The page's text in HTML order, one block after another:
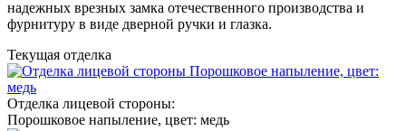
надежных врезных замка отечественного производства и
фурнитуру в виде дверной ручки и глазка.
Текущая отделка
Отделка лицевой стороны:
Порошковое напыление, цвет: медь